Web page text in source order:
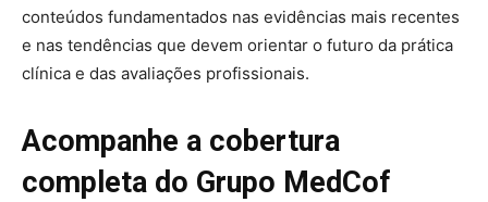
conteúdos fundamentados nas evidências mais recentes
e nas tendências que devem orientar o futuro da prática
clínica e das avaliações profissionais.
Acompanhe a cobertura
completa do Grupo MedCof